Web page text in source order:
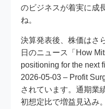
のビジネスが着実に成
ね。
決算発表後、株価はさ
日のニュース「How
positioning for the next
2026-05-03 – Profit
されています。通期業
初想定比で増益見込み